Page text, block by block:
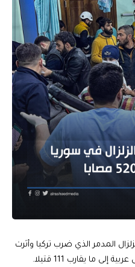
المدمر الذي ضرب تركيا وأثرت
ما يقارب 111 قتيلا.